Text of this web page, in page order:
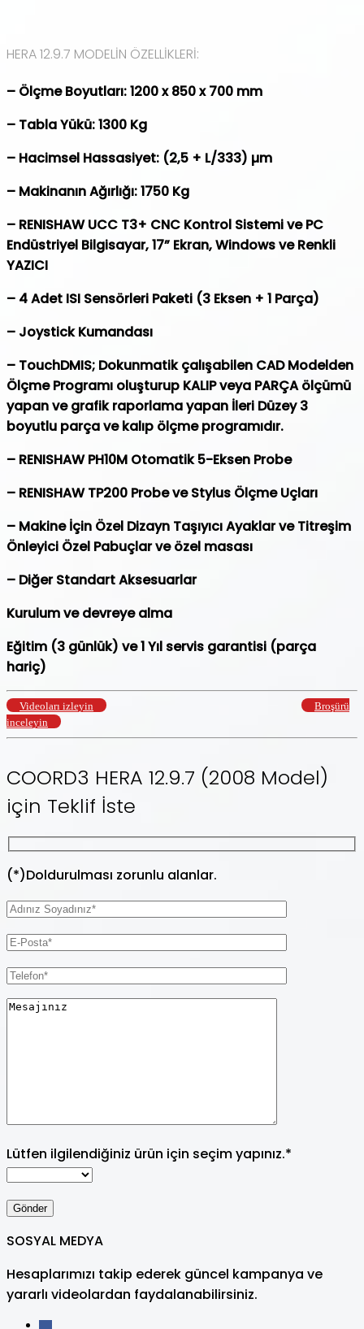
HERA 12.9.7 MODELİN ÖZELLİKLERİ:
– Ölçme Boyutları: 1200 x 850 x 700 mm
– Tabla Yükü: 1300 Kg
– Hacimsel Hassasiyet: (2,5 + L/333) µm
– Makinanın Ağırlığı: 1750 Kg
– RENISHAW UCC T3+ CNC Kontrol Sistemi ve PC
Endüstriyel Bilgisayar, 17” Ekran, Windows ve Renkli
YAZICI
– 4 Adet ISI Sensörleri Paketi (3 Eksen + 1 Parça)
– Joystick Kumandası
– TouchDMIS; Dokunmatik çalışabilen CAD Modelden
Ölçme Programı oluşturup KALIP veya PARÇAölçümü
yapan ve grafik raporlama yapan İleri Düzey 3
boyutlu parça ve kalıp ölçme programıdır.
– RENISHAW PH10M Otomatik 5-Eksen Probe
– RENISHAW TP200 Probe ve Stylus Ölçme Uçları
– Makine İçin Özel Dizayn Taşıyıcı Ayaklar ve Titreşim
Önleyici Özel Pabuçlar ve özel masası
– Diğer Standart Aksesuarlar
Kurulum ve devreye alma
Eğitim (3 günlük) ve 1 Yıl servis garantisi (parça
hariç)
Videoları izleyin
Broşürü
inceleyin
COORD3 HERA 12.9.7 (2008 Model)
için Teklif İste
(*)Doldurulması zorunlu alanlar.
Lütfen ilgilendiğiniz ürün için seçim yapınız.*
SOSYAL MEDYA
Hesaplarımızı takip ederek güncel kampanya ve
yararlı videolardan faydalanabilirsiniz.
facebook